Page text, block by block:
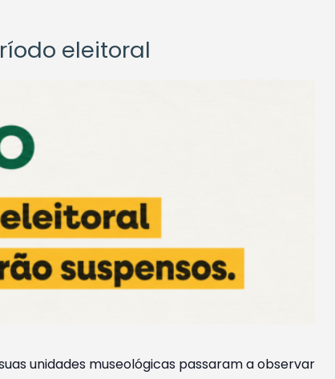
eleitoral
unidades museológicas passaram a observar